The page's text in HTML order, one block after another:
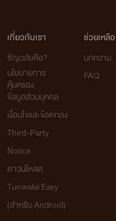
เกี่ยวกับเรา
ธัญวลัยคือ?
นโยบายการ
คุ้มครอง
ข้อมูลส่วนบุคคล
เงื่อนไขและข้อตกลง
Third-Party
Notice
ดาวน์โหลด
Tunwalai Easy
(สำหรับ Android)
ช่วยเหลือ
บทความ
FAQ